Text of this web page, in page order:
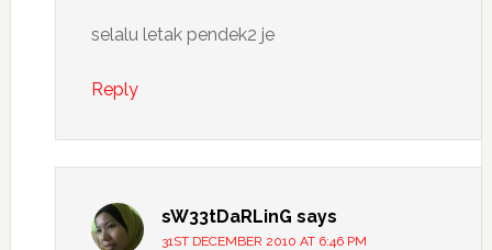
selalu letak pendek2 je
Reply
sW33tDaRLinG says
31ST DECEMBER 2010 AT 6:46 PM